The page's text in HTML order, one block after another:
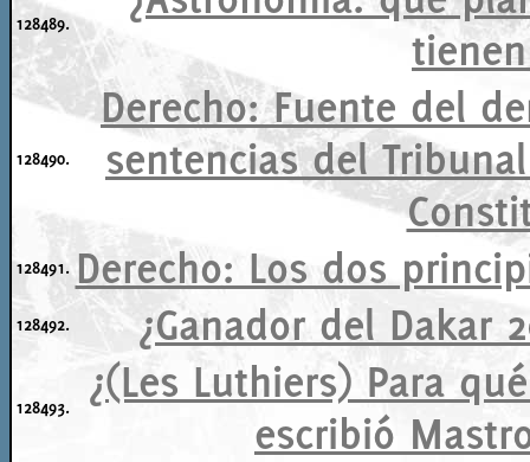
128489.
128490.
Derecho: Fuente del
sentencias del
128491. Derecho: Los dos
128492. ¿Ganador del Dakar
128493.
¿(Les Luthiers) Para
escribió